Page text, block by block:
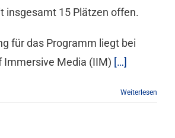
insgesamt 15 Plätzen offen.
für das Programm liegt bei
Media (IIM) […]
Weiterlesen